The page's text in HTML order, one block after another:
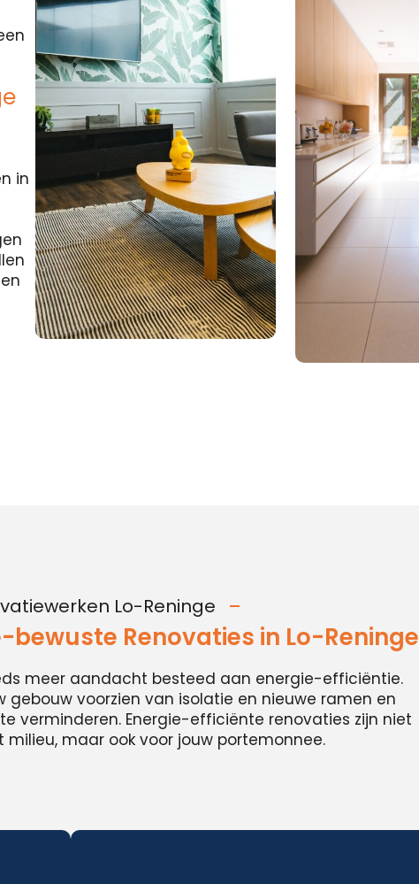
in
Lo-Reninge
bewuste Renovaties in Lo-Reninge
meer aandacht besteed aan energie-efficiëntie.
gebouw voorzien van isolatie en nieuwe ramen en
verminderen. Energie-efficiënte renovaties zijn niet
maar ook voor jouw portemonnee.